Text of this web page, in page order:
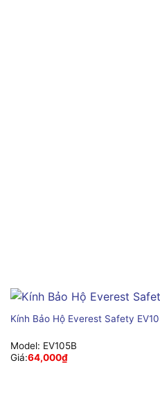
Kính Bảo Hộ Everest Safety
Model: EV105B
Giá:64,000₫